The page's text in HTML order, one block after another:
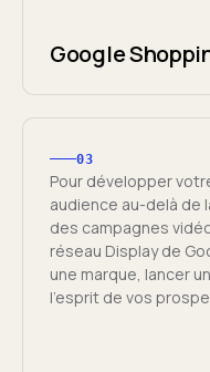
Google
03
Pour développer
audience au-delà de
des campagnes
réseau Display de
une marque, lancer
l'esprit de vos